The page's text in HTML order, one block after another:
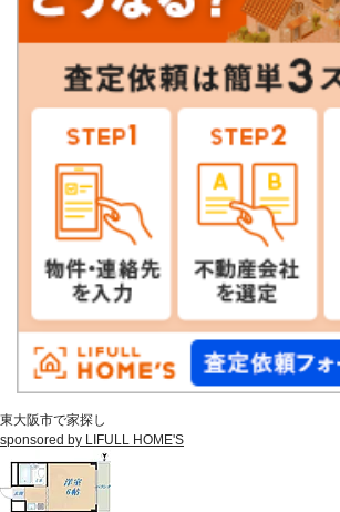
東大阪市で家探し
sponsored by LIFULL HOME'S